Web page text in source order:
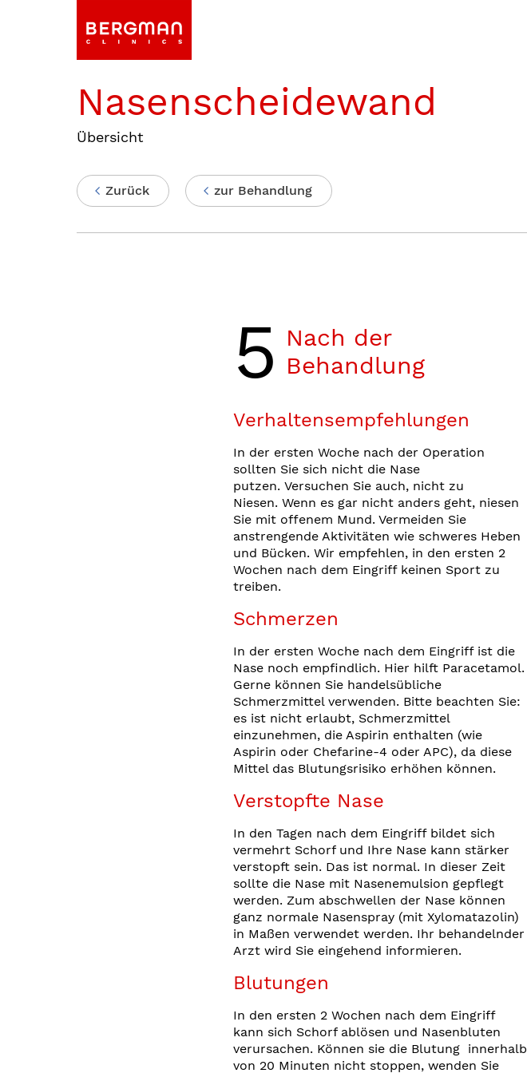
Nasenscheidewand
Übersicht
Zurück zur Behandlung
5 Nach der
Behandlung
Verhaltensempfehlungen
In der ersten Woche nach der Operation
sollten Sie sich nicht die Nase
putzen. Versuchen Sie auch, nicht zu
Niesen. Wenn es gar nicht anders geht, niesen
Sie mit offenem Mund. Vermeiden Sie
anstrengende Aktivitäten wie schweres Heben
und Bücken. Wir empfehlen, in den ersten 2
Wochen nach dem Eingriff keinen Sport zu
treiben.
Schmerzen
In der ersten Woche nach dem Eingriff ist die
Nase noch empfindlich. Hier hilft Paracetamol.
Gerne können Sie handelsübliche
Schmerzmittel verwenden. Bitte beachten Sie:
es ist nicht erlaubt, Schmerzmittel
einzunehmen, die Aspirin enthalten (wie
Aspirin oder Chefarine-4 oder APC), da diese
Mittel das Blutungsrisiko erhöhen können.
Verstopfte Nase
In den Tagen nach dem Eingriff bildet sich
vermehrt Schorf und Ihre Nase kann stärker
verstopft sein. Das ist normal. In dieser Zeit
sollte die Nase mit Nasenemulsion gepflegt
werden. Zum abschwellen der Nase können
ganz normale Nasenspray (mit Xylomatazolin)
in Maßen verwendet werden. Ihr behandelnder
Arzt wird Sie eingehend informieren.
Blutungen
In den ersten 2 Wochen nach dem Eingriff
kann sich Schorf ablösen und Nasenbluten
verursachen. Können sie die Blutung innerhalb
von 20 Minuten nicht stoppen, wenden Sie